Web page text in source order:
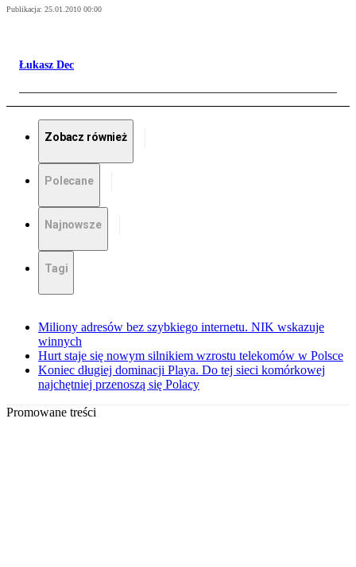
Publikacja: 25.01.2010 00:00
Łukasz Dec
Zobacz również
Polecane
Najnowsze
Tagi
Miliony adresów bez szybkiego internetu. NIK wskazuje
winnych
Hurt staje się nowym silnikiem wzrostu telekomów w Polsce
Koniec długiej dominacji Playa. Do tej sieci komórkowej
najchętniej przenoszą się Polacy
Promowane treści